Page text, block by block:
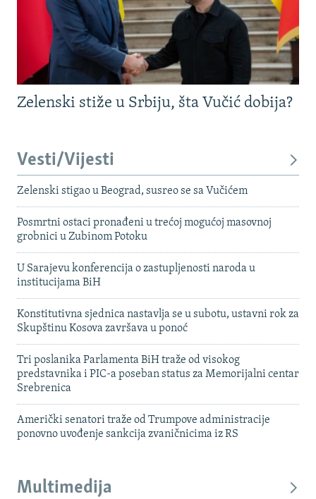
Zelenski stiže u Srbiju, šta Vučić dobija?
Vesti/Vijesti
Zelenski stigao u Beograd, susreo se sa Vučićem
Posmrtni ostaci pronađeni u trećoj mogućoj masovnoj
grobnici u Zubinom Potoku
U Sarajevu konferencija o zastupljenosti naroda u
institucijama BiH
Konstitutivna sjednica nastavlja se u subotu, ustavni rok za
Skupštinu Kosova završava u ponoć
Tri poslanika Parlamenta BiH traže od visokog
predstavnika i PIC-a poseban status za Memorijalni centar
Srebrenica
Američki senatori traže od Trumpove administracije
ponovno uvođenje sankcija zvaničnicima iz RS
Multimedija